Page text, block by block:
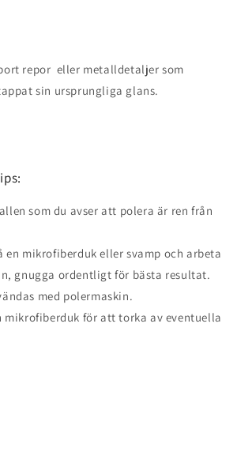
repor eller metalldetaljer som
sin ursprungliga glans.
som du avser att polera är ren från
en mikrofiberduk eller svamp och arbeta
gnugga ordentligt för bästa resultat.
med polermaskin.
mikrofiberduk för att torka av eventuella